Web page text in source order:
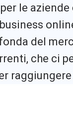
le aziende
del
che ci